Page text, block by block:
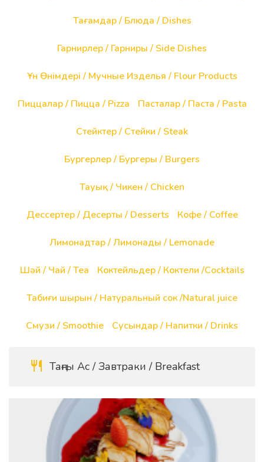
Тағамдар / Блюда / Dishes
Гарнирлер / Гарниры / Side Dishes
Ұн Өнімдері / Мучные Изделья / Flour Products
Пиццалар / Пицца / Pizza Пасталар / Паста / Pasta
Стейктер / Стейки / Steak
Бургерлер / Бургеры / Burgers
Тауық / Чикен / Chicken
Дессертер / Десерты / Desserts Кофе / Coffee
Лимонадтар / Лимонады / Lemonade
Шәй / Чай / Tea Коктейльдер / Коктели /Сocktails
Табиғи шырын / Натуральный сок /Natural juice
Смузи / Smoothie Сусындар / Напитки / Drinks
Таңғы Ас / Завтраки / Breakfast